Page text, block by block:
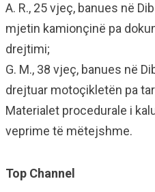
A. R., 25 vjeç, banues në
mjetin kamionçinë pa
drejtimi;
G. M., 38 vjeç, banues në
drejtuar motoçikletën pa
Materialet procedurale i
veprime të mëtejshme.
Top Channel